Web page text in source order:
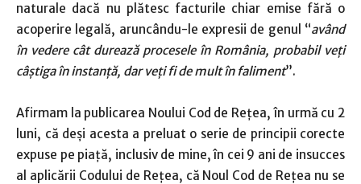
naturale dacă nu plătesc facturile chiar emise fără o
acoperire legală, aruncându-le expresii de genul “având
în vedere cât durează procesele în România, probabil veți
câștiga în instanță, dar veți fi de mult în faliment”.
Afirmam la publicarea Noului Cod de Rețea, în urmă cu 2
luni, că deși acesta a preluat o serie de principii corecte
expuse pe piață, inclusiv de mine, în cei 9 ani de insucces
al aplicării Codului de Rețea, că Noul Cod de Rețea nu se